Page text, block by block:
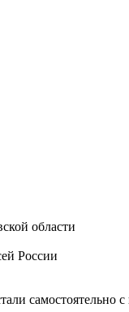
области
России
самостоятельно с